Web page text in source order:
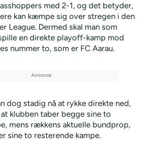
med 2-1, og det betyder,
kan kæmpe sig over stregen i den
League. Dermed skal man som
en direkte playoff-kamp mod
nummer to, som er FC Aarau.
dog stadig nå at rykke direkte ned,
klubben taber begge sine to
mens rækkens aktuelle bundprop,
sine to resterende kampe.